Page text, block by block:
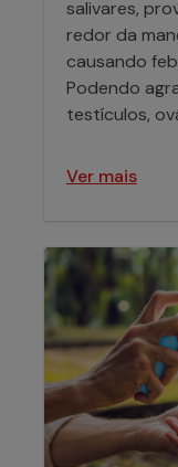
salivares,
redor da
causando
Podendo
testículos,
Ver mais